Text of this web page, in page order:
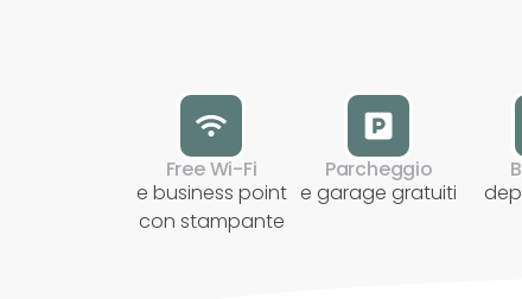
Free Wi-Fi
e business point
con stampante
Parcheggio
e garage gratuiti